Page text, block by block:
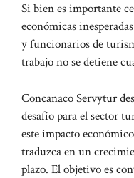
Si bien es importante
económicas
y funcionarios de
trabajo no se detiene
Concanaco Servytur
desafío para el sector
este impacto
traduzca en un
plazo. El objetivo es